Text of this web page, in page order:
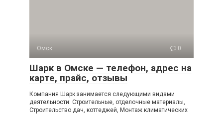
Омск 0
Шарк в Омске — телефон, адрес на
карте, прайс, отзывы
Компания Шарк занимается следующими видами
деятельности: Строительные, отделочные материалы,
Строительство дач, коттеджей, Монтаж климатических